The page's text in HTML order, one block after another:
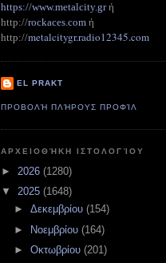
https://www.metalcity.grή
http://rockaces.com ή
http://metalcitygr.radio12345.com
EL PRAKT
ΠΡΟΒΟΛΉ ΠΛΉΡΟΥΣ ΠΡΟΦΊΛ
ΑΡΧΕΙΟΘΉΚΗ ΙΣΤΟΛΟΓΊΟΥ
► 2026 (1280)
▼ 2025 (1648)
► Δεκεμβρίου (154)
►
Νοεμβρίου (164)
► Οκτωβρίου (201)